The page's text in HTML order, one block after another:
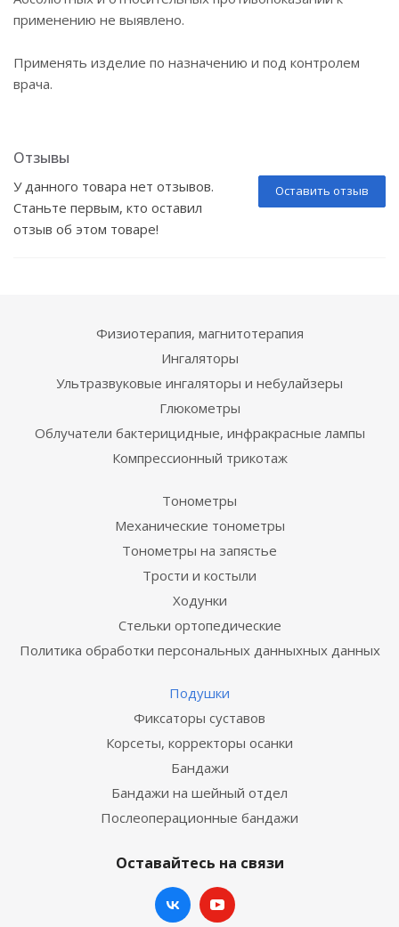
применению не выявлено.
Применять изделие по назначению и под контролем
врача.
Отзывы
Оставить отзыв
У данного товара нет отзывов.
Станьте первым, кто оставил
отзыв об этом товаре!
Физиотерапия, магнитотерапия
Ингаляторы
Ультразвуковые ингаляторы и небулайзеры
Глюкометры
Облучатели бактерицидные, инфракрасные лампы
Компрессионный трикотаж
Тонометры
Механические тонометры
Тонометры на запястье
Трости и костыли
Ходунки
Стельки ортопедические
Политика обработки персональных данныхных данных
Подушки
Фиксаторы суставов
Корсеты, корректоры осанки
Бандажи
Бандажи на шейный отдел
Послеоперационные бандажи
Оставайтесь на связи